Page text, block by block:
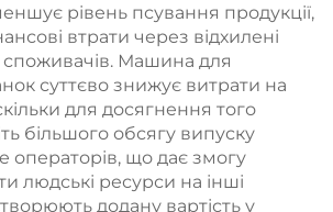
рівень псування продукції,
втрати через відхилені
споживачів. Машина для
суттєво знижує витрати на
для досягнення того
більшого обсягу випуску
операторів, що дає змогу
людські ресурси на інші
додану вартість у